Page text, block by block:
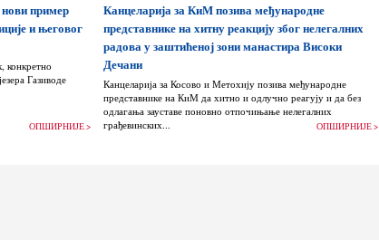
пример
и његовог
конкретно
Газиводе
ОПШИРНИЈЕ >
Канцеларија за КиМ позива међународне
представнике на хитну реакцију због нелегалних
радова у заштићеној зони манастира Високи
Дечани
Канцеларија за Косово и Метохију позива међународне
представнике на КиМ да хитно и одлучно реагују и да без
одлагања зауставе поновно отпочињање нелегалних
грађевинских...
ОПШИРНИЈЕ >